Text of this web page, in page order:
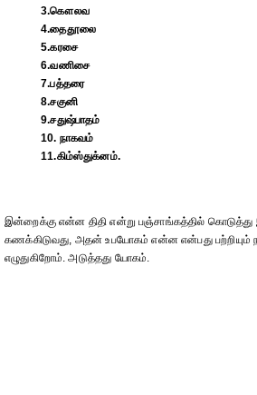
3.கௌலவ
4.தைதூலை
5.கரசை
6.வணிசை
7.பத்தரை
8.சகுனி
9.சதுஷ்பாதம்
10. நாகவம்
11.கிம்ஸ்துக்னம்.
இன்றைக்கு என்ன திதி என்று பஞ்சாங்கத்தில் கொடுத்து
கணக்கிடுவது, அதன் உபயோகம் என்ன என்பது பற்றியும்
எழுதுகிறோம். அடுத்தது யோகம்.